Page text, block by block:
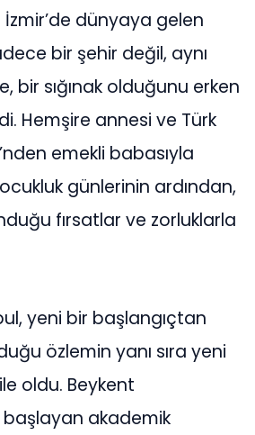
İzmir’de dünyaya gelen
bir şehir değil, aynı
bir sığınak olduğunu erken
Hemşire annesi ve Türk
emekli babasıyla
günlerinin ardından,
fırsatlar ve zorluklarla
yeni bir başlangıçtan
özlemin yanı sıra yeni
oldu. Beykent
başlayan akademik